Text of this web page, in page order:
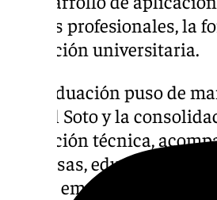
riesgos profesionales, la
formación universitaria.
La graduación puso de
EFA El Soto y la
formación técnica,
empresas, educación en
social, empresarial y rural.